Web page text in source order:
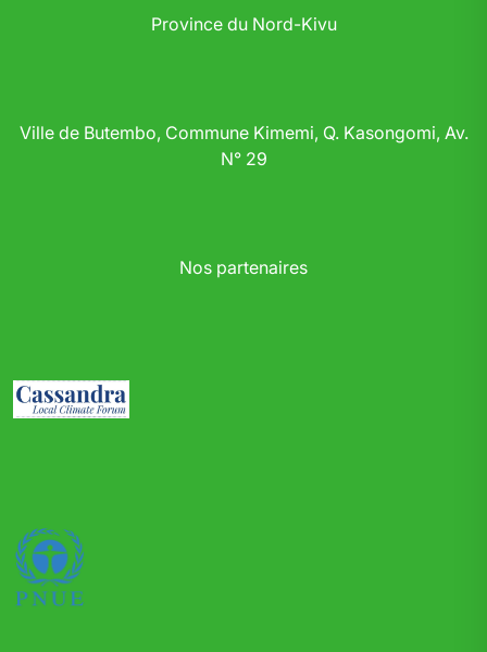
Province du Nord-Kivu
Ville de Butembo, Commune Kimemi, Q. Kasongomi, Av.
N° 29
Nos partenaires